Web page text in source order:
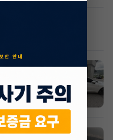
시는분!!
원
금 협의연락